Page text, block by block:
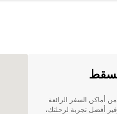
أماكن السفر الرائعة
أفضل تجربة لرحلتك،